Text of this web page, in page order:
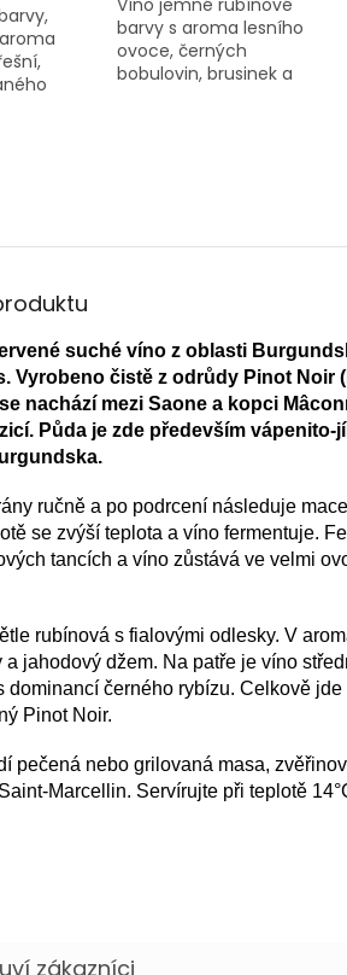
Víno jemné rubínové
barvy s aroma lesního
ovoce, černých
bobulovin, brusinek a
suché víno z oblasti
Vyrobeno čistě z odrůdy Pinot Noir
nachází mezi Saone a kopci
Půda je zde především vápenito-
ručně a po podrcení následuje
se zvýší teplota a víno fermentuje.
tancích a víno zůstává ve velmi
rubínová s fialovými odlesky. V
a jahodový džem. Na patře je víno
dominancí černého rybízu. Celkově
Pinot Noir.
pečená nebo grilovaná masa,
Marcellin. Servírujte při teplotě